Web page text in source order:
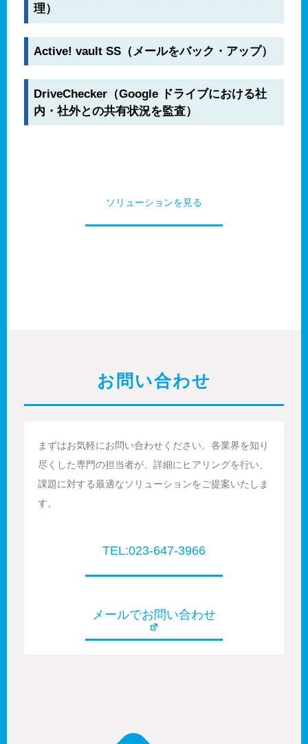
理）
Active! vault SS（メールをバック・アップ）
DriveChecker（Google ドライブにおける社
内・社外との共有状況を監査）
ソリューションを見る
お問い合わせ
まずはお気軽にお問い合わせください。各業界を知り
尽くした専門の担当者が、詳細にヒアリングを行い、
課題に対する最適なソリューションをご提案いたしま
す。
TEL:023-647-3966
メールでお問い合わせ